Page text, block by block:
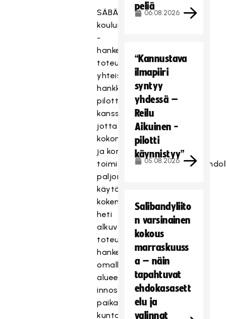
SÄBÄMESTARI astuu
koulumaailmaan
-
hanke
toteutetaan tiiviissä
yhteistyössä
hankkeen
pilottiseurojen
kanssa,
jotta
kokonaisuudesta
ja kons
eptin
toimivuudestasaadaan
paljon
käytännön
kokemuksia
heti
alkuvaiheessa.Seurat
toteuttavat
hankepilotointia
omalla
alueellaan
innostaen
paikallista
kunta-
peliä
06.08.2026
“Kannustava
ilmapiiri
syntyy
yhdessä –
Reilu
Aikuinen -
pilotti
käynnistyy”
05.08.2026
Salibandyliito
n varsinainen
kokous
marraskuuss
a – näin
tapahtuvat
ehdokasasett
elu ja
valinnat